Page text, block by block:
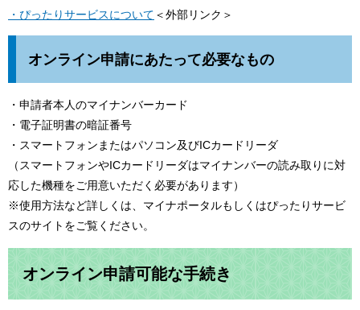
・ぴったりサービスについて ＜外部リンク＞
オンライン申請にあたって必要なもの
・申請者本人のマイナンバーカード
・電子証明書の暗証番号
・スマートフォンまたはパソコン及びICカードリーダ
（スマートフォンやICカードリーダはマイナンバーの読み取りに対
応した機種をご用意いただく必要があります）
※使用方法など詳しくは、マイナポータルもしくはぴったりサービ
スのサイトをご覧ください。
オンライン申請可能な手続き